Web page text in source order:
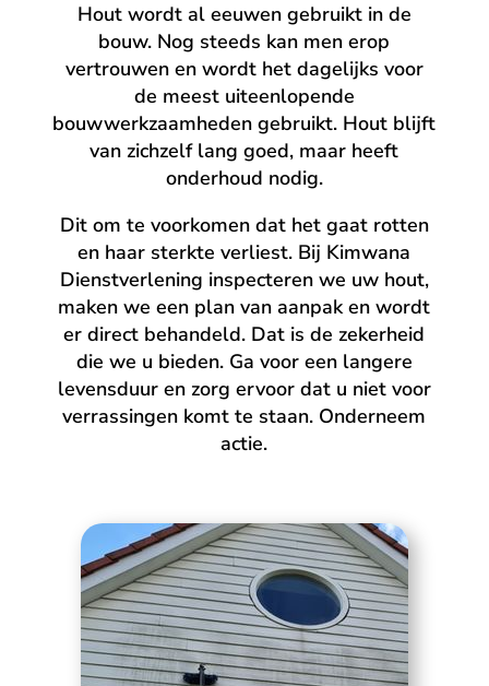
Hout wordt al eeuwen gebruikt in de
bouw. Nog steeds kan men erop
vertrouwen en wordt het dagelijks voor
de meest uiteenlopende
bouwwerkzaamheden gebruikt. Hout blijft
van zichzelf lang goed, maar heeft
onderhoud nodig.
Dit om te voorkomen dat het gaat rotten
en haar sterkte verliest. Bij Kimwana
Dienstverlening inspecteren we uw hout,
maken we een plan van aanpak en wordt
er direct behandeld. Dat is de zekerheid
die we u bieden. Ga voor een langere
levensduur en zorg ervoor dat u niet voor
verrassingen komt te staan. Onderneem
actie.